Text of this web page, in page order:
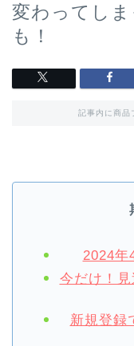
変わってし
も！
記事内に商品
2024年
今だけ！
新規登録